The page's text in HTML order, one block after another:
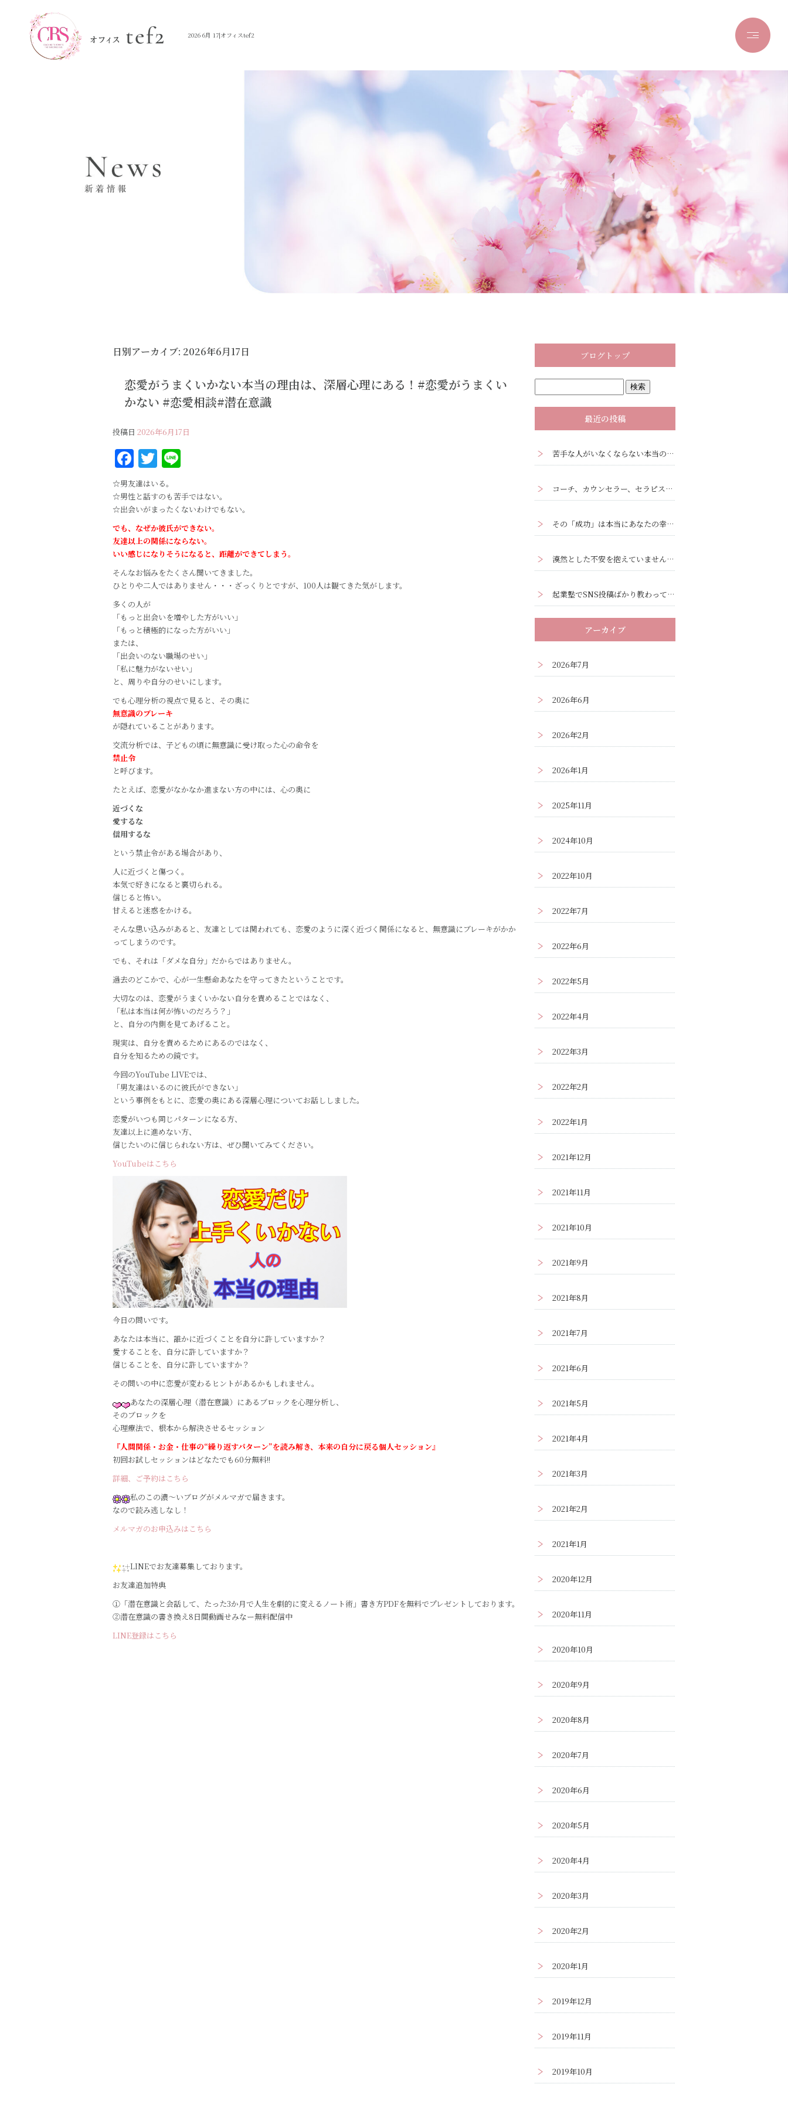
2026 6月 17|オフィスtef2
日別アーカイブ: 2026年6月17日
恋愛がうまくいかない本当の理由は、深層心理にある！#恋愛がうまくい
かない #恋愛相談#潜在意識
投稿日 2026年6月17日
F
a
c
e
b
o
o
k
T
w
it
te
r
e
☆男友達はいる。
☆男性と話すのも苦手ではない。
☆出会いがまったくないわけでもない。
でも、なぜか彼氏ができない。
友達以上の関係にならない。
いい感じになりそうになると、距離ができてしまう。
そんなお悩みをたくさん聞いてきました。
ひとりや二人ではありません・・・ざっくりとですが、100人は観てきた気がします。
多くの人が
「もっと出会いを増やした方がいい」
「もっと積極的になった方がいい」
または、
「出会いのない職場のせい」
「私に魅力がないせい」
と、周りや自分のせいにします。
でも心理分析の視点で見ると、その奥に
無意識のブレーキ
が隠れていることがあります。
交流分析では、子どもの頃に無意識に受け取った心の命令を
禁止令
と呼びます。
たとえば、恋愛がなかなか進まない方の中には、心の奥に
近づくな
愛するな
信用するな
という禁止令がある場合があり、
人に近づくと傷つく。
本気で好きになると裏切られる。
信じると怖い。
甘えると迷惑をかける。
そんな思い込みがあると、友達としては関われても、恋愛のように深く近づく関係になると、無意識にブレーキがかか
ってしまうのです。
でも、それは「ダメな自分」だからではありません。
過去のどこかで、心が一生懸命あなたを守ってきたということです。
大切なのは、恋愛がうまくいかない自分を責めることではなく、
「私は本当は何が怖いのだろう？」
と、自分の内側を見てあげること。
現実は、自分を責めるためにあるのではなく、
自分を知るための鏡です。
今回のYouTube LIVEでは、
「男友達はいるのに彼氏ができない」
という事例をもとに、恋愛の奥にある深層心理についてお話ししました。
恋愛がいつも同じパターンになる方、
友達以上に進めない方、
信じたいのに信じられない方は、ぜひ聞いてみてください。
YouTubeはこちら
今日の問いです。
あなたは本当に、誰かに近づくことを自分に許していますか？
愛することを、自分に許していますか？
信じることを、自分に許していますか？
その問いの中に恋愛が変わるヒントがあるかもしれません。
あなたの深層心理（潜在意識）にあるブロックを心理分析し、
そのブロックを
心理療法で、根本から解決させるセッション
『人間関係・お金・仕事の“繰り返すパターン”を読み解き、本来の自分に戻る個人セッション』
初回お試しセッションはどなたでも60分無料!!
詳細、ご予約はこちら
私のこの濃～いブログがメルマガで届きます。
なので読み逃しなし！
メルマガのお申込みはこちら
LINEでお友達募集しております。
お友達追加特典
①「潜在意識と会話して、たった3か月で人生を劇的に変えるノート術」書き方PDFを無料でプレゼントしております。
②潜在意識の書き換え8日間動画せみなー無料配信中
LINE登録はこちら
ブログトップ
最近の投稿
苦手な人がいなくならない本当の理由｜心理学の『投影』と『転移』ー人間関係克服ワークあり
コーチ、カウンセラー、セラピストがクライアントに観るべき3つの視点
その「成功」は本当にあなたの幸せですか？ーあなたの「成功」を疑ってみる
漠然とした不安を抱えていませんか？ー漠然とした不安の正体と解消法
起業塾でSNS投稿ばかり教わって疲弊していませんか？集客の本質はそこではありません
アーカイブ
2026年7月
2026年6月
2026年2月
2026年1月
2025年11月
2024年10月
2022年10月
2022年7月
2022年6月
2022年5月
2022年4月
2022年3月
2022年2月
2022年1月
2021年12月
2021年11月
2021年10月
2021年9月
2021年8月
2021年7月
2021年6月
2021年5月
2021年4月
2021年3月
2021年2月
2021年1月
2020年12月
2020年11月
2020年10月
2020年9月
2020年8月
2020年7月
2020年6月
2020年5月
2020年4月
2020年3月
2020年2月
2020年1月
2019年12月
2019年11月
2019年10月